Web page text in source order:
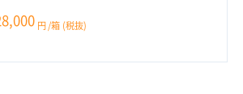
円 /箱 (税抜)